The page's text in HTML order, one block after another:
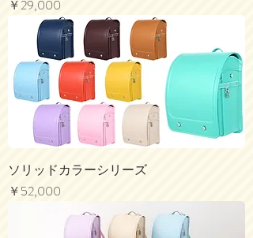
価格
￥29,000
ソリッドカラーシリーズ
価格
￥52,000